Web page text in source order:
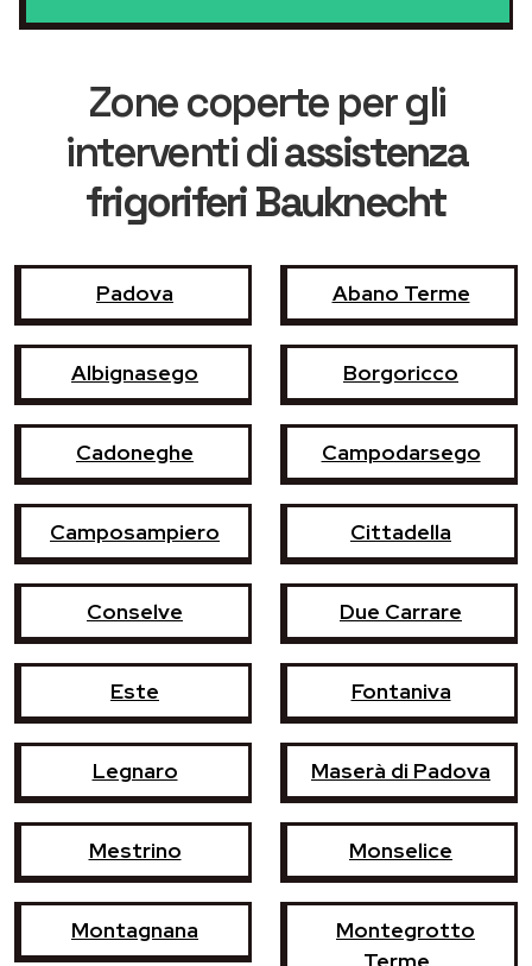
Zone coperte per gli
interventi diassistenza
frigoriferi Bauknecht
Padova Abano Terme
Albignasego Borgoricco
Cadoneghe Campodarsego
Camposampiero Cittadella
Conselve Due Carrare
Este Fontaniva
Legnaro Maserà di Padova
Mestrino Monselice
Montagnana
Montegrotto
Terme